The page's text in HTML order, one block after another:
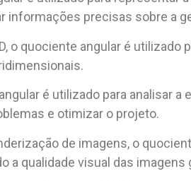
precisas sobre a
o quociente angular é
é utilizado para analisar
e otimizar o projeto.
de imagens, o
a qualidade visual das imagens